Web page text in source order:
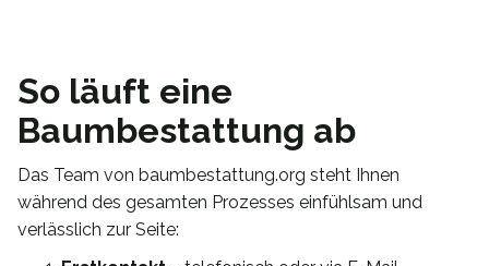
So läuft eine
Baumbestattung ab
Das Team von baumbestattung.org steht Ihnen
während des gesamten Prozesses einfühlsam und
verlässlich zur Seite: